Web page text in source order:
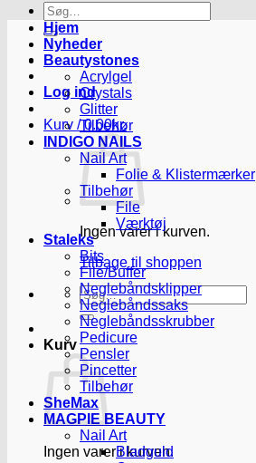
Søg
efter:
Log ind
Kurv /0.00kr.
Ingen varer i kurven.
Tilbage til shoppen
Søg
efter:
Kurv
Ingen varer i kurven.
Hjem
Nyheder
Beautystones
Acrylgel
Crystals
Glitter
Tilbehør
INDIGO NAILS
Nail Art
Folie & Klistermærker
Tilbehør
File
Værktøj
Staleks
Bits
File/Buffer
Neglebåndsklipper
Neglebåndssaks
Neglebåndsskrubber
Pedicure
Pensler
Pincetter
Tilbehør
SheMax
MAGPIE BEAUTY
Nail Art
Bladguld